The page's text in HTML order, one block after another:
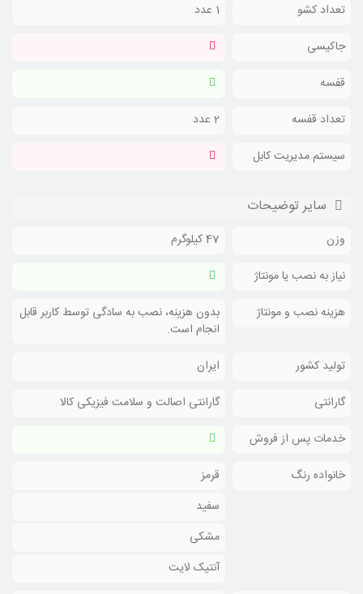
تعداد کشو
1 عدد
جاکیسی
قفسه
تعداد قفسه
2 عدد
سیستم مدیریت کابل
سایر توضیحات
وزن
47 کیلوگرم
نیاز به نصب یا مونتاژ
هزینه نصب و مونتاژ
بدون هزینه، نصب به سادگی توسط کاربر قابل
انجام است.
تولید کشور
ایران
گارانتی
گارانتی اصالت و سلامت فیزیکی کالا
خدمات پس از فروش
خانواده رنگ
قرمز
سفید
مشکی
آنتیک لایت